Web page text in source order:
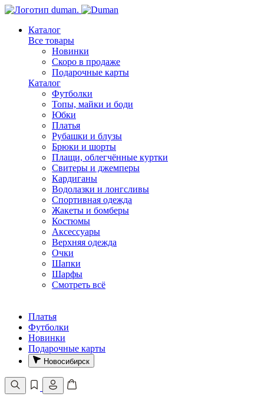
Каталог
Все товары
Новинки
Скоро в продаже
Подарочные карты
Каталог
Футболки
Топы, майки и боди
Юбки
Платья
Рубашки и блузы
Брюки и шорты
Плащи, облегчённые куртки
Свитеры и джемперы
Кардиганы
Водолазки и лонгсливы
Спортивная одежда
Жакеты и бомберы
Костюмы
Аксессуары
Верхняя одежда
Очки
Шапки
Шарфы
Смотреть всё
Платья
Футболки
Новинки
Подарочные карты
Новосибирск